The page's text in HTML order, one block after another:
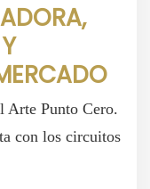
Arte Punto Cero.
con los circuitos